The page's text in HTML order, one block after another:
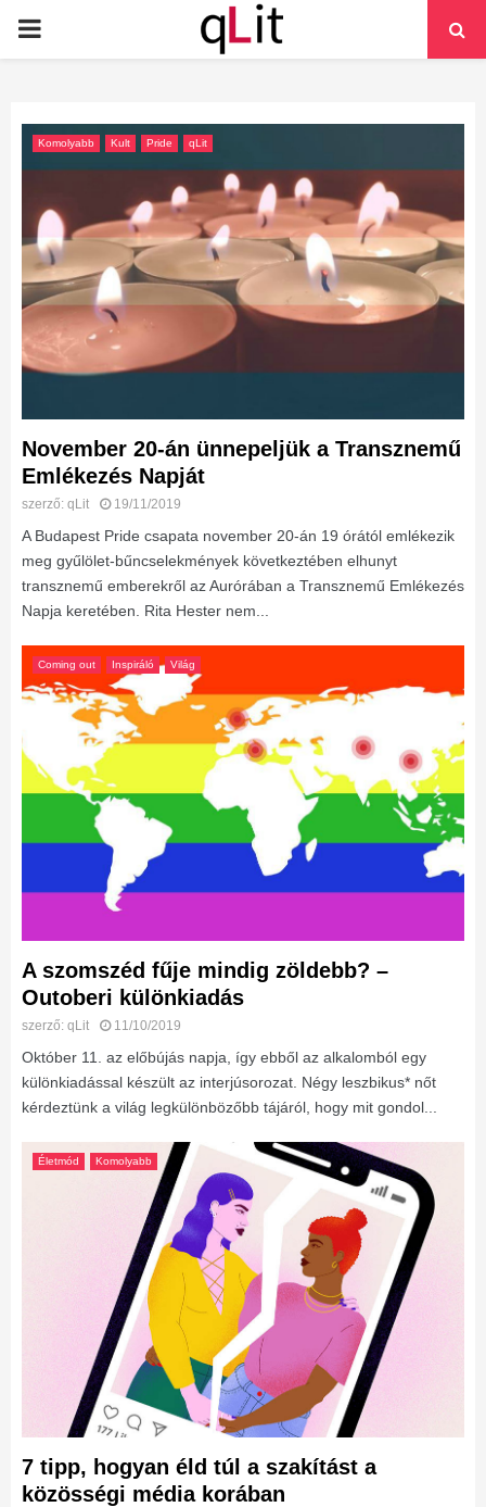
PRIMARY
Komolyabb Kult Pride qLit
November 20-án ünnepeljük a Transznemű
Emlékezés Napját
szerző: qLit 19/11/2019
A Budapest Pride csapata november 20-án 19 órától emlékezik
meg gyűlölet-bűncselekmények következtében elhunyt
transznemű emberekről az Aurórában a Transznemű Emlékezés
Napja keretében. Rita Hester nem...
Coming out Inspiráló Világ
A szomszéd fűje mindig zöldebb? –
Outoberi különkiadás
szerző: qLit 11/10/2019
Október 11. az előbújás napja, így ebből az alkalomból egy
különkiadással készült az interjúsorozat. Négy leszbikus* nőt
kérdeztünk a világ legkülönbözőbb tájáról, hogy mit gondol...
Életmód Komolyabb
7 tipp, hogyan éld túl a szakítást a
közösségi média korában